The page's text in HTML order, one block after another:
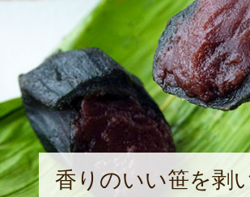
香りのいい笹を剥